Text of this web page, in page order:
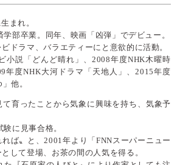
まれ。
部卒業。同年、映画「凶弾」でデビュー。
ドラマ、バラエティーにと意欲的に活動。
小説「どんど晴れ」、2008年度NHK木曜時
年度NHK大河ドラマ「天地人」、2015年度
他。
育ったことから気象に興味を持ち、気象予
に見事合格。
れば〟と、2001年より「FNNスーパーニュー
して登場、お茶の間の人気を得る。